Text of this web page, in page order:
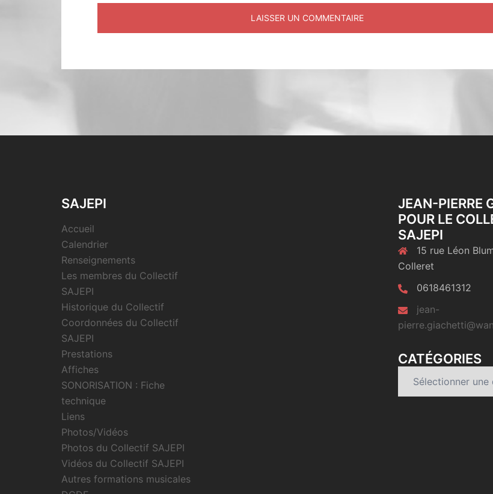
SAJEPI
Accueil
Calendrier
Renseignements
Les membres du Collectif
SAJEPI
Historique du Collectif
Coordonnées du Collectif
SAJEPI
Prestations
Affiches
SONORISATION : Fiche
technique
Liens
Photos/Vidéos
Photos du Collectif SAJEPI
Vidéos du Collectif SAJEPI
Autres formations musicales
JEAN-PIERRE
POUR LE
SAJEPI
15 rue Léon
Colleret
0618461312
jean-
CATÉGORIES